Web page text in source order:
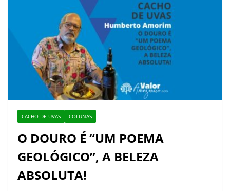
CACHO DE UVAS COLUNAS
O DOURO É “UM POEMA
GEOLÓGICO”, A BELEZA
ABSOLUTA!